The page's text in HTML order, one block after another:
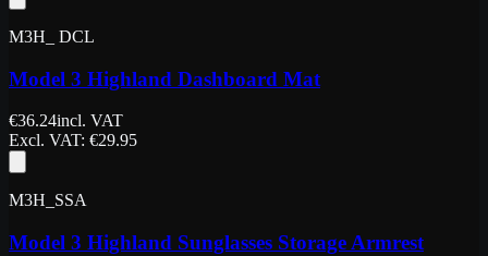
M3H_ DCL
Model 3 Highland Dashboard Mat
€36.24incl. VAT
Excl. VAT: €29.95
M3H_SSA
Model 3 Highland Sunglasses Storage Armrest